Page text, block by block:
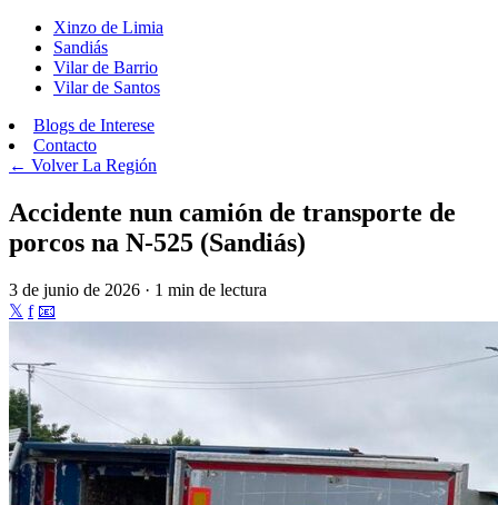
Xinzo de Limia
Sandiás
Vilar de Barrio
Vilar de Santos
Blogs de Interese
Contacto
← VolverLa Región
Accidente nun camión de transporte de
porcos na N-525 (Sandiás)
3 de junio de 2026 · 1 min de lectura
𝕏 f 📧